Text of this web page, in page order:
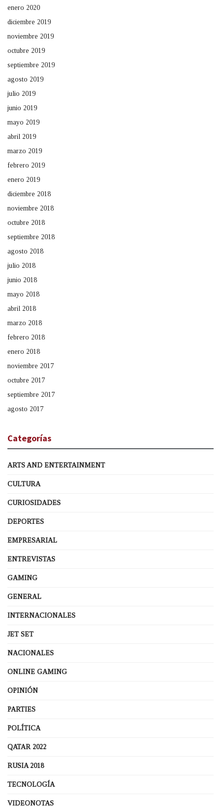
enero 2020
diciembre 2019
noviembre 2019
octubre 2019
septiembre 2019
agosto 2019
julio 2019
junio 2019
mayo 2019
abril 2019
marzo 2019
febrero 2019
enero 2019
diciembre 2018
noviembre 2018
octubre 2018
septiembre 2018
agosto 2018
julio 2018
junio 2018
mayo 2018
abril 2018
marzo 2018
febrero 2018
enero 2018
noviembre 2017
octubre 2017
septiembre 2017
agosto 2017
Categorías
ARTS AND ENTERTAINMENT
CULTURA
CURIOSIDADES
DEPORTES
EMPRESARIAL
ENTREVISTAS
GAMING
GENERAL
INTERNACIONALES
JET SET
NACIONALES
ONLINE GAMING
OPINIÓN
PARTIES
POLÍTICA
QATAR 2022
RUSIA 2018
TECNOLOGÍA
VIDEONOTAS